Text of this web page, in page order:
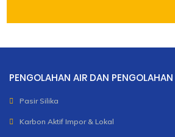
PENGOLAHAN AIR DAN
Pasir Silika
Karbon Aktif Impor & Lokal